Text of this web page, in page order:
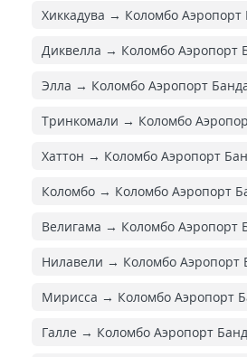
Хиккадува → Коломбо Аэропорт
Диквелла → Коломбо Аэропорт
Элла → Коломбо Аэропорт
Тринкомали → Коломбо
Хаттон → Коломбо Аэропорт
Коломбо → Коломбо Аэропорт
Велигама → Коломбо Аэропорт
Нилавели → Коломбо Аэропорт
Мирисса → Коломбо Аэропорт
Галле → Коломбо Аэропорт